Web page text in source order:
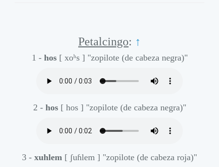
Petalcingo: ↑
1 - hos [ xoʰs ] "zopilote (de cabeza negra)"
2 - hos [ hos ] "zopilote (de cabeza negra)"
3 - xuhlem [ ʃuɦlem ] "zopilote (de cabeza roja)"